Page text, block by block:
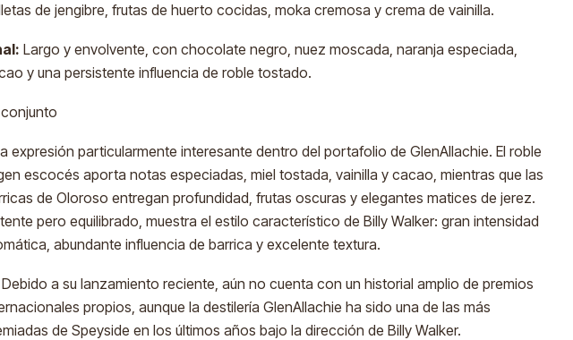
de jengibre, frutas de huerto cocidas, moka cremosa y crema de vainilla.
Largo y envolvente, con chocolate negro, nuez moscada, naranja especiada,
y una persistente influencia de roble tostado.
conjunto
expresión particularmente interesante dentro del portafolio de GlenAllachie. El roble
escocés aporta notas especiadas, miel tostada, vainilla y cacao, mientras que las
de Oloroso entregan profundidad, frutas oscuras y elegantes matices de jerez.
pero equilibrado, muestra el estilo característico de Billy Walker: gran intensidad
abundante influencia de barrica y excelente textura.
a su lanzamiento reciente, aún no cuenta con un historial amplio de premios
propios, aunque la destilería GlenAllachie ha sido una de las más
de Speyside en los últimos años bajo la dirección de Billy Walker.